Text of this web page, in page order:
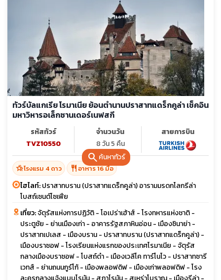
searchค้นหาทัวร์
ทัวร์บัลแกเรีย โรมาเนีย ย้อนตำนานปราสาทแดร็กคูล่า เช็คอิน
มหาวิหารอเล็กซานเดอร์เนฟสกี
รหัสทัวร์
TVZ10550
จำนวนวัน
8 วัน 5 คืน
สายการบิน
hotel_classโรงแรม 4 ดาว restaurant อาหาร 16 มื้อ
ไฮไลท์:ปราสาทบราน (ปราสาทแดร็กคูล่า) อารามมรดกโลกรีล่า
โบสถ์เซนต์โซเฟีย
เที่ยว:จัตุรัสแห่งการปฏิวัติ - โอเปร่าเฮ้าส์ - โรงทหารแห่งชาติ -
ประตูชัย - ย่านเมืองเก่า - อาคารรัฐสภาหินอ่อน - เมืองซินาย่า -
ปราสาทเปเลส - เมืองบราน - ปราสาทบราน (ปราสาทแดร็กคูล่า) -
เมืองบราซอฟ - โรงเรียนแห่งแรกของประเทศโรมาเนีย - จัตุรัส
กลางเมืองบราซอฟ - โบสถ์ดำ - เมืองเวลีโค ทาร์โนโว - ปราสาทซารี
เวทส์ - ย่านถนนกูร์โก้ - เมืองพลอฟดิฟ - เมืองเก่าพลอฟดิฟ - โรง